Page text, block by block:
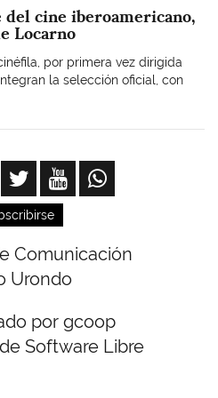
del cine iberoamericano,
Locarno
por primera vez dirigida
la selección oficial, con
Comunicación
Urondo
por gcoop
Software Libre